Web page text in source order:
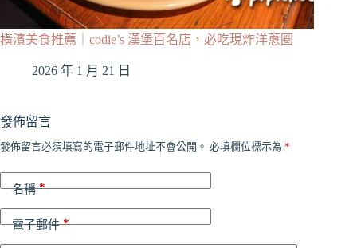
橫濱美食推薦｜codie’s 漢堡百名店，必吃現炸洋蔥圈
2026 年 1 月 21 日
發佈留言
發佈留言必須填寫的電子郵件地址不會公開。 必填欄位標示為 *
名稱*
電子郵件*